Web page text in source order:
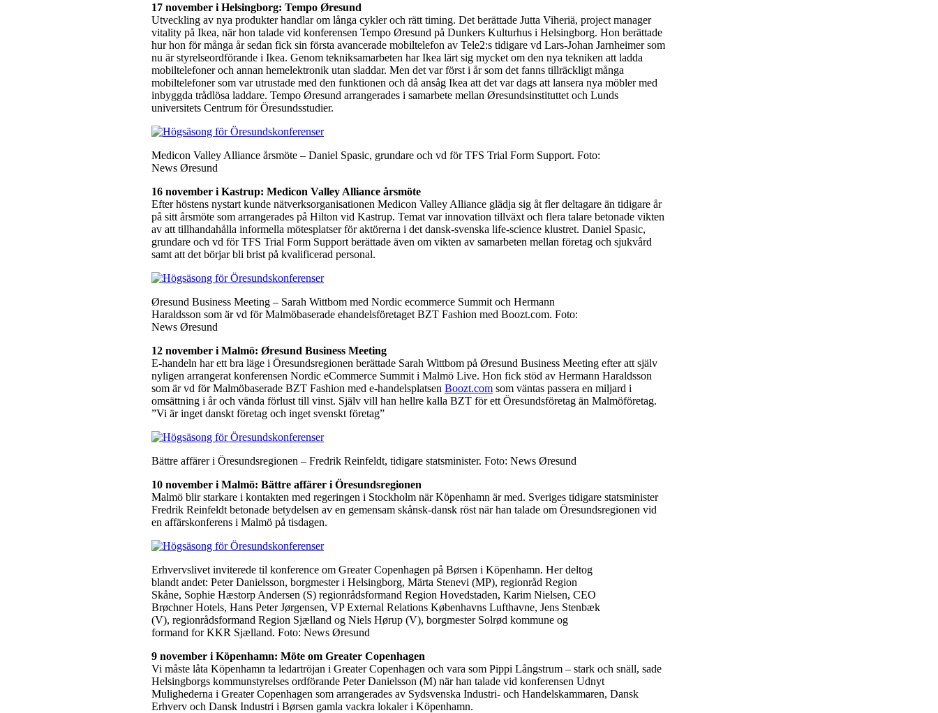
17 november i Helsingborg: Tempo Øresund
Utveckling av nya produkter handlar om långa cykler och rätt timing. Det berättade Jutta Viheriä, project manager
vitality på Ikea, när hon talade vid konferensen Tempo Øresund på Dunkers Kulturhus i Helsingborg. Hon berättade
hur hon för många år sedan fick sin första avancerade mobiltelefon av Tele2:s tidigare vd Lars-Johan Jarnheimer som
nu är styrelseordförande i Ikea. Genom tekniksamarbeten har Ikea lärt sig mycket om den nya tekniken att ladda
mobiltelefoner och annan hemelektronik utan sladdar. Men det var först i år som det fanns tillräckligt många
mobiltelefoner som var utrustade med den funktionen och då ansåg Ikea att det var dags att lansera nya möbler med
inbyggda trådlösa laddare. Tempo Øresund arrangerades i samarbete mellan Øresundsinstituttet och Lunds
universitets Centrum för Öresundsstudier.
Medicon Valley Alliance årsmöte – Daniel Spasic, grundare och vd för TFS Trial Form Support. Foto:
News Øresund
16 november i Kastrup: Medicon Valley Alliance årsmöte
Efter höstens nystart kunde nätverksorganisationen Medicon Valley Alliance glädja sig åt fler deltagare än tidigare år
på sitt årsmöte som arrangerades på Hilton vid Kastrup. Temat var innovation tillväxt och flera talare betonade vikten
av att tillhandahålla informella mötesplatser för aktörerna i det dansk-svenska life-science klustret. Daniel Spasic,
grundare och vd för TFS Trial Form Support berättade även om vikten av samarbeten mellan företag och sjukvård
samt att det börjar bli brist på kvalificerad personal.
Øresund Business Meeting – Sarah Wittbom med Nordic ecommerce Summit och Hermann
Haraldsson som är vd för Malmöbaserade ehandelsföretaget BZT Fashion med Boozt.com. Foto:
News Øresund
12 november i Malmö: Øresund Business Meeting
E-handeln har ett bra läge i Öresundsregionen berättade Sarah Wittbom på Øresund Business Meeting efter att själv
nyligen arrangerat konferensen Nordic eCommerce Summit i Malmö Live. Hon fick stöd av Hermann Haraldsson
som är vd för Malmöbaserade BZT Fashion med e-handelsplatsen Boozt.com som väntas passera en miljard i
omsättning i år och vända förlust till vinst. Själv vill han hellre kalla BZT för ett Öresundsföretag än Malmöföretag.
”Vi är inget danskt företag och inget svenskt företag”
Bättre affärer i Öresundsregionen – Fredrik Reinfeldt, tidigare statsminister. Foto: News Øresund
10 november i Malmö: Bättre affärer i Öresundsregionen
Malmö blir starkare i kontakten med regeringen i Stockholm när Köpenhamn är med. Sveriges tidigare statsminister
Fredrik Reinfeldt betonade betydelsen av en gemensam skånsk-dansk röst när han talade om Öresundsregionen vid
en affärskonferens i Malmö på tisdagen.
Erhvervslivet inviterede til konference om Greater Copenhagen på Børsen i Köpenhamn. Her deltog
blandt andet: Peter Danielsson, borgmester i Helsingborg, Märta Stenevi (MP), regionråd Region
Skåne, Sophie Hæstorp Andersen (S) regionrådsformand Region Hovedstaden, Karim Nielsen, CEO
Brøchner Hotels, Hans Peter Jørgensen, VP External Relations Københavns Lufthavne, Jens Stenbæk
(V), regionrådsformand Region Sjælland og Niels Hørup (V), borgmester Solrød kommune og
formand for KKR Sjælland. Foto: News Øresund
9 november i Köpenhamn: Möte om Greater Copenhagen
Vi måste låta Köpenhamn ta ledartröjan i Greater Copenhagen och vara som Pippi Långstrum – stark och snäll, sade
Helsingborgs kommunstyrelses ordförande Peter Danielsson (M) när han talade vid konferensen Udnyt
Mulighederna i Greater Copenhagen som arrangerades av Sydsvenska Industri- och Handelskammaren, Dansk
Erhverv och Dansk Industri i Børsen gamla vackra lokaler i Köpenhamn.